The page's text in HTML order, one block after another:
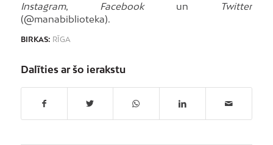
Instagram, Facebookun Twitter
(@manabiblioteka).
BIRKAS: RĪGA
Dalīties ar šo ierakstu